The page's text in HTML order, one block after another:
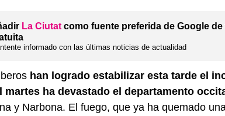
La Ciutat como fuente preferida de Google de
informado con las últimas noticias de actualidad
han logrado estabilizar esta tarde el
martes ha devastado el departamento
y Narbona. El fuego, que ya ha quemado